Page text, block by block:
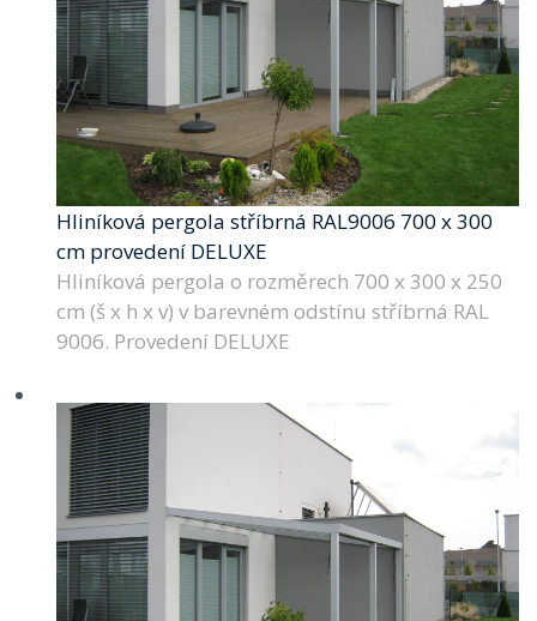
Hliníková pergola stříbrná RAL9006 700 x 300
cm provedení DELUXE
Hliníková pergola o rozměrech 700 x 300 x 250
cm (š x h x v) v barevném odstínu stříbrná RAL
9006. Provedení DELUXE